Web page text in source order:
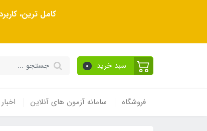
کامل ترین،
سبد خرید 0
فروشگاه سامانه آزمون های آنلاین